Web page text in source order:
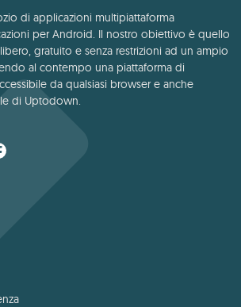
di applicazioni multipiattaforma
per Android. Il nostro obiettivo è quello
gratuito e senza restrizioni ad un ampio
al contempo una piattaforma di
da qualsiasi browser e anche
di Uptodown.